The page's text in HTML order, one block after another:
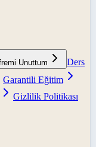
Unuttum
Ders
Garantili Eğitim
Gizlilik Politikası